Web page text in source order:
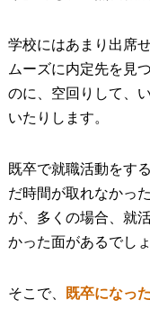
学校にはあまり出席
ムーズに内定先を見
のに、空回りして、
いたりします。
既卒で就職活動をす
だ時間が取れなかっ
が、多くの場合、就
かった面があるでしょ
そこで、 既卒になっ